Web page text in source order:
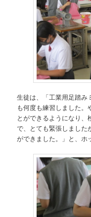
生徒は、「工業用足踏み
も何度も練習しました。
とができるようになり
で、とても緊張しました
ができました。」と、ホ